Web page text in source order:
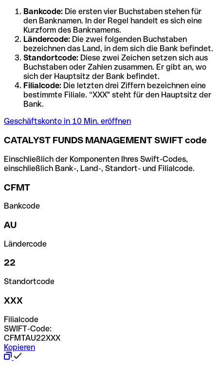
Bankcode: Die ersten vier Buchstaben stehen für
den Banknamen. In der Regel handelt es sich eine
Kurzform des Banknamens.
Ländercode: Die zwei folgenden Buchstaben
bezeichnen das Land, in dem sich die Bank befindet.
Standortcode: Diese zwei Zeichen setzen sich aus
Buchstaben oder Zahlen zusammen. Er gibt an, wo
sich der Hauptsitz der Bank befindet.
Filialcode: Die letzten drei Ziffern bezeichnen eine
bestimmte Filiale. “XXX" steht für den Hauptsitz der
Bank.
Geschäftskonto in 10 Min. eröffnen
CATALYST FUNDS MANAGEMENT SWIFT code
Einschließlich der Komponenten Ihres Swift-Codes,
einschließlich Bank-, Land-, Standort- und Filialcode.
CFMT
Bankcode
AU
Ländercode
22
Standortcode
XXX
Filialcode
SWIFT-Code:
CFMTAU22XXX
Kopieren